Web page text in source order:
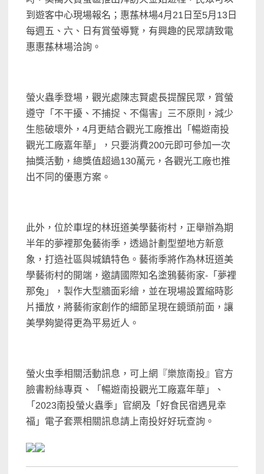
到遊客中心現場報名；惠蓀林場4月21日至5月13日
每週五、六、日有賞螢導覽，有興趣的民眾請致電
惠惠蓀林場洽詢。
螢火蟲季登場，觀光處陳志賢處長提醒民眾，賞螢
遵守「不干擾、不捕捉、不傷害」三不原則，減少
生態破壞外，4月更結合觀光工廠推出「暢遊南投
觀光工廠嘉年華」，只要消費200元即可參加一次
抽獎活動，總獎值超過130萬元，各觀光工廠也推
出不同的優惠方案。
此外，位於車埕的林班道美學藝術村，正舉辦為期
半年的夢裡那兔藝術季，透過計劃型塑地方新意
象，打造社區與城鎮特色。藝術季將作為林班道美
學藝術村的開端，邀請國際知名塗鴉藝術家-「夢裡
那兔」，製作大型牆面彩繪，並在現場設置縮時影
片播放，將藝術家創作的細節呈現在鏡頭前面，讓
美學夠變得更為平易近人。
螢火虫季相關活動訊息，可上網『樂旅南投』官方
臉書粉絲專頁、「暢遊南投觀光工廠嘉年華」、
「2023南投螢火蟲季」官網及「好食民宿遇見幸
福」電子套票相關訊息請上南投好好玩查詢。